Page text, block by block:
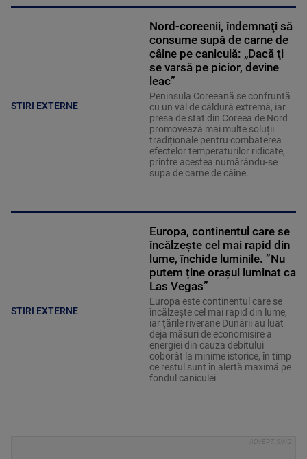
STIRI EXTERNE
Nord-coreenii, îndemnaţi să
consume supă de carne de
câine pe caniculă: „Dacă ţi
se varsă pe picior, devine
leac”
Peninsula Coreeană se confruntă
cu un val de căldură extremă, iar
presa de stat din Coreea de Nord
promovează mai multe soluții
tradiționale pentru combaterea
efectelor temperaturilor ridicate,
printre acestea numărându-se
supa de carne de câine.
STIRI EXTERNE
Europa, continentul care se
încălzește cel mai rapid din
lume, închide luminile. ”Nu
putem ține orașul luminat ca
Las Vegas”
Europa este continentul care se
încălzește cel mai rapid din lume,
iar țările riverane Dunării au luat
deja măsuri de economisire a
energiei din cauza debitului
coborât la minime istorice, în timp
ce restul sunt în alertă maximă pe
fondul caniculei.